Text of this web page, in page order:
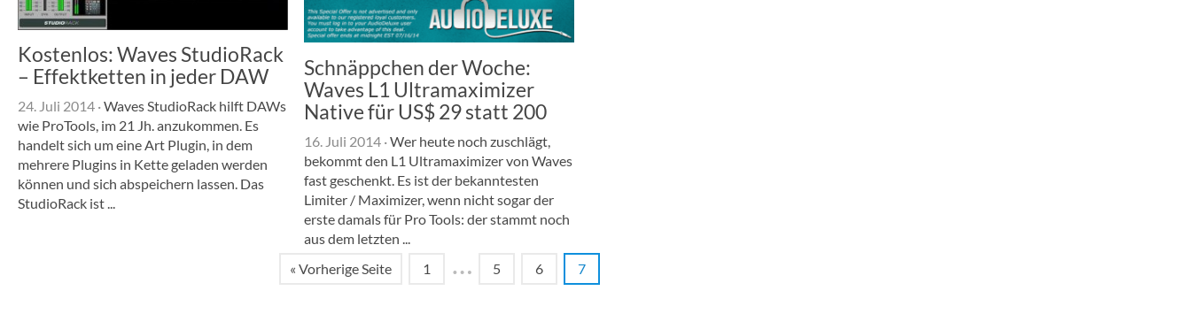
Kostenlos: Waves StudioRack
– Effektketten in jeder DAW
24. Juli 2014 ·Waves StudioRack hilft DAWs
wie ProTools, im 21 Jh. anzukommen. Es
handelt sich um eine Art Plugin, in dem
mehrere Plugins in Kette geladen werden
können und sich abspeichern lassen. Das
StudioRack ist ...
Schnäppchen der Woche:
Waves L1 Ultramaximizer
Native für US$ 29 statt 200
16. Juli 2014 ·Wer heute noch zuschlägt,
bekommt den L1 Ultramaximizer von Waves
fast geschenkt. Es ist der bekanntesten
Limiter / Maximizer, wenn nicht sogar der
erste damals für Pro Tools: der stammt noch
aus dem letzten ...
« Vorherige Seite
1 … 5 6 7